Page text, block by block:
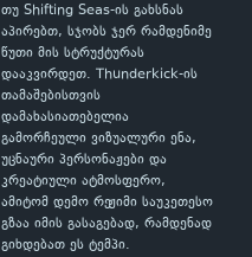
თუ Shifting Seas-ის გახსნას
აპირებთ, სჯობს ჯერ რამდენიმე
წუთი მის სტრუქტურას
დააკვირდეთ. Thunderkick-ის
თამაშებისთვის
დამახასიათებელია
გამორჩეული ვიზუალური ენა,
უცნაური პერსონაჟები და
კრეატიული ატმოსფერო,
ამიტომ დემო რეჟიმი საუკეთესო
გზაა იმის გასაგებად, რამდენად
გიხდებათ ეს ტემპი.